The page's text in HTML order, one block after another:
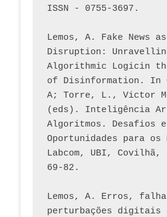
ISSN - 0755-3697.
Lemos, A. Fake News
Disruption:
Algorithmic Logicin
of Disinformation. In
A; Torre, L., Victor
(eds). Inteligência
Algoritmos. Desafios e
Oportunidades para os
Labcom, UBI, Covilhã,
69-82.
Lemos, A. Erros,
perturbações digitais